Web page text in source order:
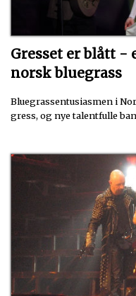
Gresset er blått -
norsk bluegrass
Bluegrassentusiasmen i
gress, og nye talentfulle